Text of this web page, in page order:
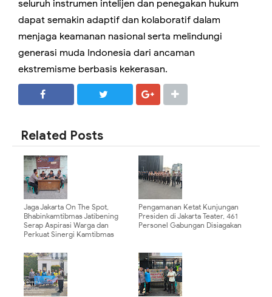
seluruh instrumen intelijen dan penegakan hukum
dapat semakin adaptif dan kolaboratif dalam
menjaga keamanan nasional serta melindungi
generasi muda Indonesia dari ancaman
ekstremisme berbasis kekerasan.
Related Posts
Jaga Jakarta On The Spot,
Bhabinkamtibmas Jatibening
Serap Aspirasi Warga dan
Perkuat Sinergi Kamtibmas
Pengamanan Ketat Kunjungan
Presiden di Jakarta Teater, 461
Personel Gabungan Disiagakan